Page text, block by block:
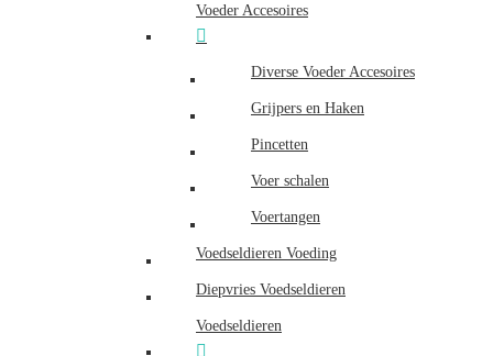
Voeder Accesoires
Diverse Voeder Accesoires
Grijpers en Haken
Pincetten
Voer schalen
Voertangen
Voedseldieren Voeding
Diepvries Voedseldieren
Voedseldieren